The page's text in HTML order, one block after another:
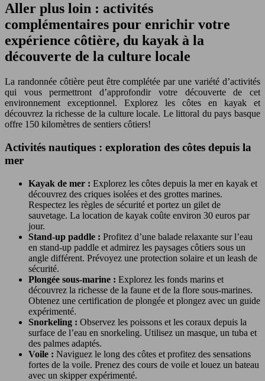
Aller plus loin : activités
complémentaires pour enrichir votre
expérience côtière, du kayak à la
découverte de la culture locale
La randonnée côtière peut être complétée par une variété d’activités
qui vous permettront d’approfondir votre découverte de cet
environnement exceptionnel. Explorez les côtes en kayak et
découvrez la richesse de la culture locale. Le littoral du pays basque
offre 150 kilomètres de sentiers côtiers!
Activités nautiques : exploration des côtes depuis la
mer
Kayak de mer : Explorez les côtes depuis la mer en kayak et
découvrez des criques isolées et des grottes marines.
Respectez les règles de sécurité et portez un gilet de
sauvetage. La location de kayak coûte environ 30 euros par
jour.
Stand-up paddle : Profitez d’une balade relaxante sur l’eau
en stand-up paddle et admirez les paysages côtiers sous un
angle différent. Prévoyez une protection solaire et un leash de
sécurité.
Plongée sous-marine : Explorez les fonds marins et
découvrez la richesse de la faune et de la flore sous-marines.
Obtenez une certification de plongée et plongez avec un guide
expérimenté.
Snorkeling : Observez les poissons et les coraux depuis la
surface de l’eau en snorkeling. Utilisez un masque, un tuba et
des palmes adaptés.
Voile : Naviguez le long des côtes et profitez des sensations
fortes de la voile. Prenez des cours de voile et louez un bateau
avec un skipper expérimenté.